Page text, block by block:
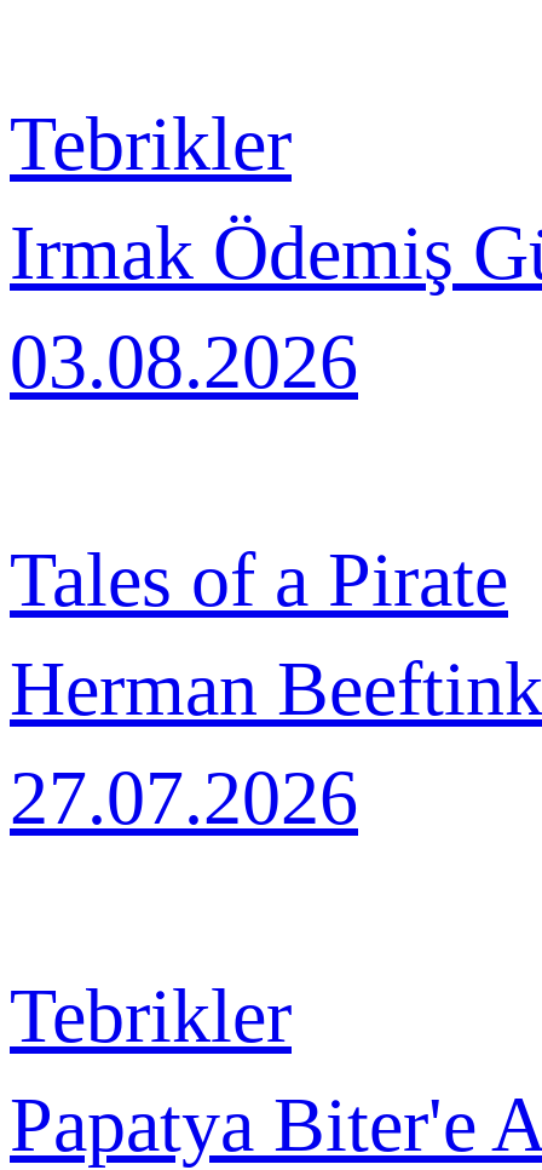
Tebrikler
Irmak Ödemiş
03.08.2026
Tales of a Pirate
Herman
27.07.2026
Tebrikler
Papatya Biter'e